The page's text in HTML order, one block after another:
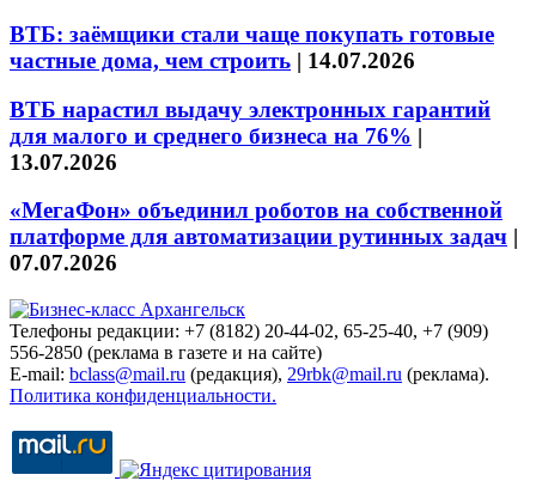
ВТБ: заёмщики стали чаще покупать готовые
частные дома, чем строить | 14.07.2026
ВТБ нарастил выдачу электронных гарантий
для малого и среднего бизнеса на 76% |
13.07.2026
«МегаФон» объединил роботов на собственной
платформе для автоматизации рутинных задач |
07.07.2026
Телефоны редакции: +7 (8182) 20-44-02, 65-25-40, +7 (909)
556-2850 (реклама в газете и на сайте)
E-mail: bclass@mail.ru (редакция), 29rbk@mail.ru (реклама).
Политика конфиденциальности.